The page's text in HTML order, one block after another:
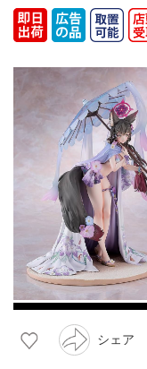
シェア